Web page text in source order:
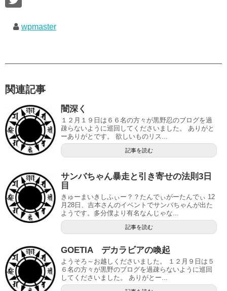
wpmaster
関連記事
闇深く
１２月１９日は６６名の方々が黒野忍のブログを過
疎らないように巡回してくださいました。 ありがと
ーありがとです。 欲しいものリス...
記事を読む
サンバちゃん暴走と引き寄せの法則3日
目
きゅーまいきしふぃー？？たんでぃがーたんでぃ 12
月28日、吉本さんのイベントでサンバちゃんが出た
ようです。多分僕より有名なんじゃな...
記事を読む
GOETIA デカラビアの喚起
ようそろ～お越しくださいました。 １２月９日は５
６名の方々が黒野のブログを過疎らないように巡回
してくださいました。 ありがとー...